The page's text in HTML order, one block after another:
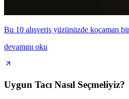
Bu 10 alışveriş yüzünüzde kocaman
devamını oku
Uygun Tacı Nasıl Seçmeliyiz?